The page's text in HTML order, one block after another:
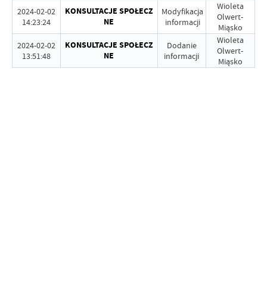
2024-02-02
14:23:24
KONSULTACJE SPOŁECZ
NE
Modyfikacja
informacji
Wioleta
Olwert-
Miąsko
2024-02-02
13:51:48
KONSULTACJE SPOŁECZ
NE
Dodanie
informacji
Wioleta
Olwert-
Miąsko